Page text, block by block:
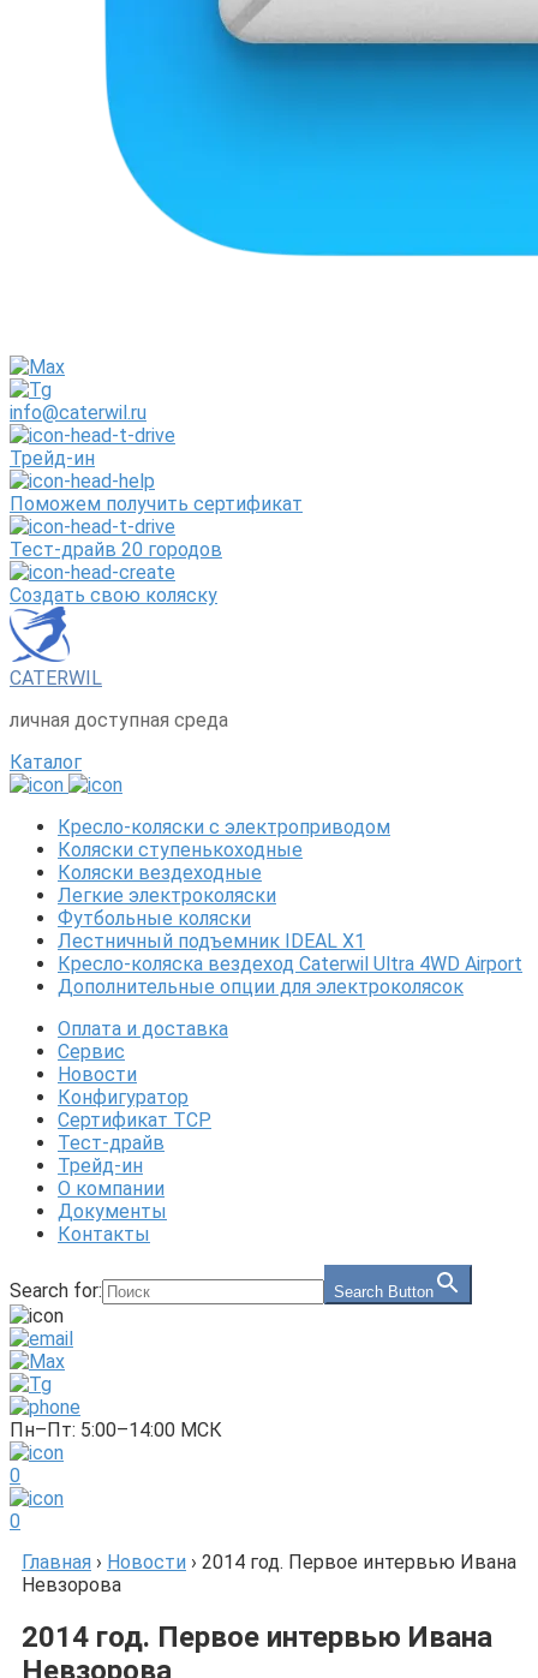
info@caterwil.ru
Трейд-ин
Поможем получить сертификат
Тест-драйв 20 городов
Создать свою коляску
CATERWIL
личная доступная среда
Каталог
Кресло-коляски с электроприводом
Коляски ступенькоходные
Коляски вездеходные
Легкие электроколяски
Футбольные коляски
Лестничный подъемник IDEAL X1
Кресло-коляска вездеход Caterwil Ultra 4WD Airport
Дополнительные опции для электроколясок
Оплата и доставка
Сервис
Новости
Конфигуратор
Сертификат ТСР
Тест-драйв
Трейд-ин
О компании
Документы
Контакты
Search for: Search Button
Пн–Пт: 5:00–14:00 МСК
0
0
Главная › Новости › 2014 год. Первое интервью Ивана
Невзорова
2014 год. Первое интервью Ивана
Невзорова